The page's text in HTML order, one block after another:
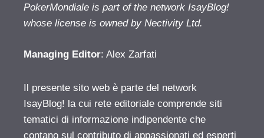
PokerMondiale is part of the network IsayBlog!
whose license is owned by Nectivity Ltd.
Managing Editor: Alex Zarfati
Il presente sito web è parte del network
IsayBlog! la cui rete editoriale comprende siti
tematici di informazione indipendente che
contano sul contributo di appassionati ed esperti